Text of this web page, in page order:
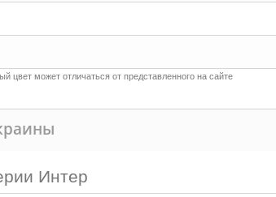
цвет может отличаться от представленного на сайте
Интер